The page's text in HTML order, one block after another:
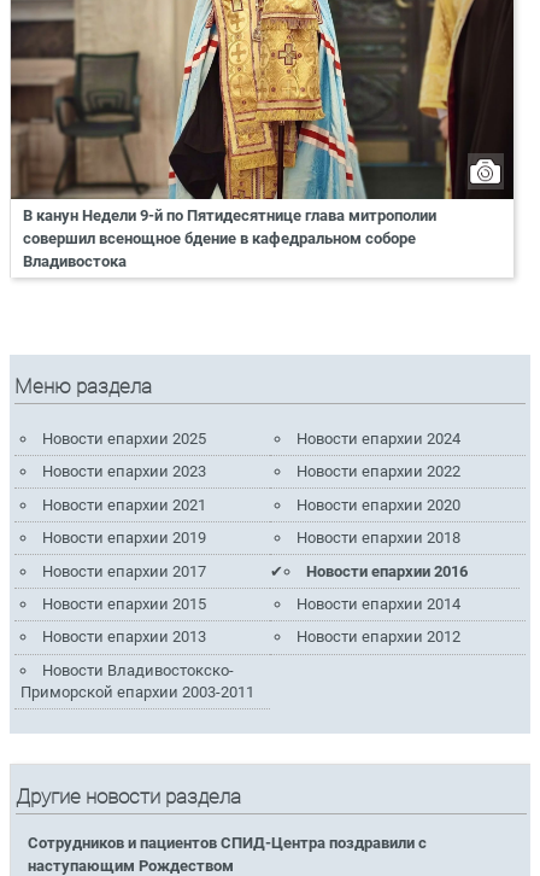
В канун Недели 9-й по Пятидесятнице глава митрополии
совершил всенощное бдение в кафедральном соборе
Владивостока
Меню раздела
Новости епархии 2025
Новости епархии 2024
Новости епархии 2023
Новости епархии 2022
Новости епархии 2021
Новости епархии 2020
Новости епархии 2019
Новости епархии 2018
Новости епархии 2017
Новости епархии 2016
Новости епархии 2015
Новости епархии 2014
Новости епархии 2013
Новости епархии 2012
Новости Владивостокско-
Приморской епархии 2003-2011
Другие новости раздела
Сотрудников и пациентов СПИД-Центра поздравили с
наступающим Рождеством